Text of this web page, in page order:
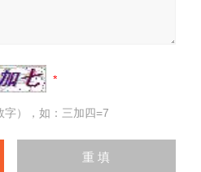
字），如：三加四=7